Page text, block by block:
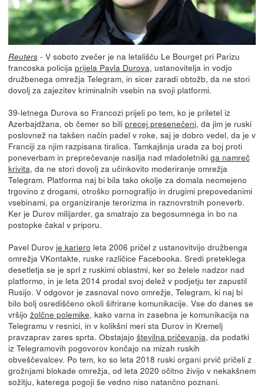
Reuters- V soboto zvečer je na letališču Le Bourget pri Parizu
francoska policija prijela Pavla Durova, ustanovitelja in vodjo
družbenega omrežja Telegram, in sicer zaradi obtožb, da ne stori
dovolj za zajezitev kriminalnih vsebin na svoji platformi.
39-letnega Durova so Francozi prijeli po tem, ko je priletel iz
Azerbajdžana, ob čemer so bili precej presenečeni, da jim je ruski
poslovnež na takšen način padel v roke, saj je dobro vedel, da je v
Franciji za njim razpisana tiralica. Tamkajšnja urada za boj proti
poneverbam in preprečevanje nasilja nad mladoletniki ga namreč
krivita, da ne stori dovolj za učinkovito moderiranje omrežja
Telegram. Platforma naj bi bila tako okolje za domala neomejeno
trgovino z drogami, otroško pornografijo in drugimi prepovedanimi
vsebinami, pa organiziranje terorizma in raznovrstnih poneverb.
Ker je Durov milijarder, ga smatrajo za begosumnega in bo na
postopke čakal v priporu.
Pavel Durov je kariero leta 2006 pričel z ustanovitvijo družbenga
omrežja VKontakte, ruske različice Facebooka. Sredi preteklega
desetletja se je sprl z ruskimi oblastmi, ker so želele nadzor nad
platformo, in je leta 2014 prodal svoj delež v podjetju ter zapustil
Rusijo. V odgovor je zasnoval novo omrežje, Telegram, ki naj bi
bilo bolj osrediščeno okoli šifrirane komunikacije. Vse do danes se
vršijo žolčne polemike, kako varna in zasebna je komunikacija na
Telegramu v resnici, in v kolikšni meri sta Durov in Kremelj
pravzaprav zares sprta. Obstajajo številna pričevanja, da podatki
iz Telegramovih pogovorov končajo na mizah ruskih
obveščevalcev. Po tem, ko so leta 2018 ruski organi prvič pričeli z
grožnjami blokade omrežja, od leta 2020 očitno živijo v nekakšnem
sožitju, katerega pogoji še vedno niso natančno poznani.